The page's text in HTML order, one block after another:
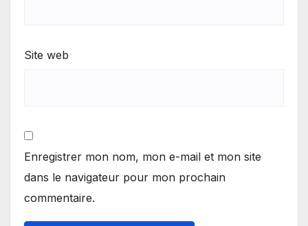
Site web
Enregistrer mon nom, mon e-mail et mon site
dans le navigateur pour mon prochain
commentaire.